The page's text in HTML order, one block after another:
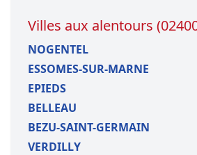
Villes aux alentours
NOGENTEL
ESSOMES-SUR-MARNE
EPIEDS
BELLEAU
BEZU-SAINT-GERMAIN
VERDILLY